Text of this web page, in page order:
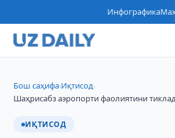
Инфографика
Бош саҳифа›Иқтисод›
Шаҳрисабз аэропорти фаолиятини
ИҚТИСОД